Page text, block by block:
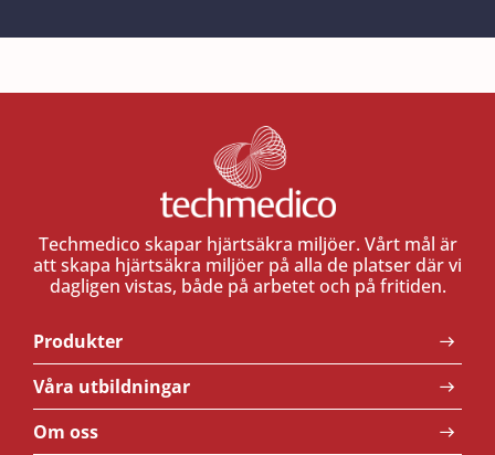
Techmedico skapar hjärtsäkra miljöer. Vårt mål är
att skapa hjärtsäkra miljöer på alla de platser där vi
dagligen vistas, både på arbetet och på fritiden.
Produkter
Våra utbildningar
Om oss